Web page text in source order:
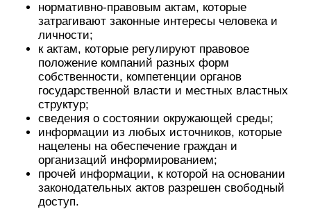
нормативно-правовым актам, которые
затрагивают законные интересы человека и
личности;
к актам, которые регулируют правовое
положение компаний разных форм
собственности, компетенции органов
государственной власти и местных властных
структур;
сведения о состоянии окружающей среды;
информации из любых источников, которые
нацелены на обеспечение граждан и
организаций информированием;
прочей информации, к которой на основании
законодательных актов разрешен свободный
доступ.